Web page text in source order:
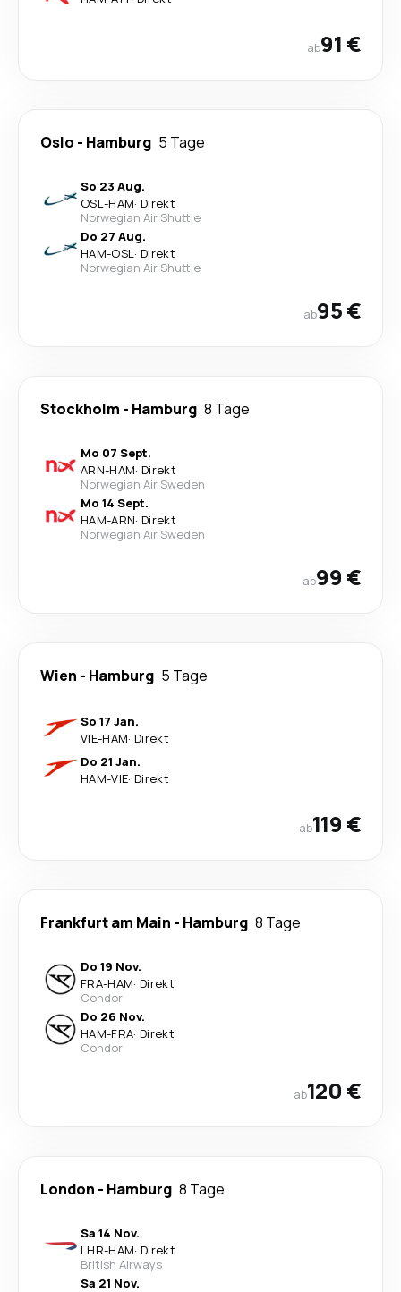
ab91 €
Oslo - Hamburg 5 Tage
So 23 Aug.
OSL-HAM· Direkt
Norwegian Air Shuttle
Do 27 Aug.
HAM-OSL· Direkt
Norwegian Air Shuttle
ab95 €
Stockholm - Hamburg 8 Tage
Mo 07 Sept.
ARN-HAM· Direkt
Norwegian Air Sweden
Mo 14 Sept.
HAM-ARN· Direkt
Norwegian Air Sweden
ab99 €
Wien - Hamburg 5 Tage
So 17 Jan.
VIE-HAM· Direkt
Do 21 Jan.
HAM-VIE· Direkt
ab119 €
Frankfurt am Main - Hamburg 8 Tage
Do 19 Nov.
FRA-HAM· Direkt
Condor
Do 26 Nov.
HAM-FRA· Direkt
Condor
ab120 €
London - Hamburg 8 Tage
Sa 14 Nov.
LHR-HAM· Direkt
British Airways
Sa 21 Nov.